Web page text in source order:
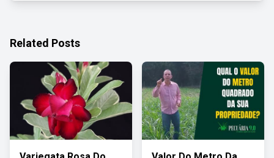
Related Posts